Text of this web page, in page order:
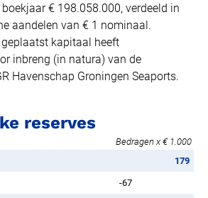
€ 198.058.000, verdeeld in
aandelen van € 1 nominaal.
kapitaal heeft
inbreng (in natura) van de
Havenschap Groningen Seaports.
reserves
Bedragen x € 1.000
179
-67